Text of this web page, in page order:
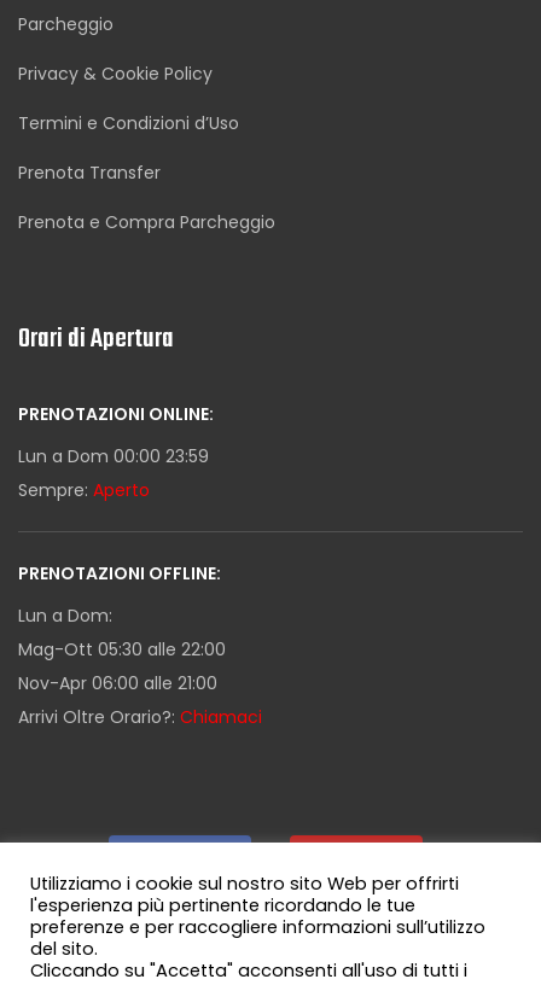
Parcheggio
Privacy & Cookie Policy
Termini e Condizioni d’Uso
Prenota Transfer
Prenota e Compra Parcheggio
Orari di Apertura
PRENOTAZIONI ONLINE:
Lun a Dom 00:00 23:59
Sempre: Aperto
PRENOTAZIONI OFFLINE:
Lun a Dom:
Mag-Ott 05:30 alle 22:00
Nov-Apr 06:00 alle 21:00
Arrivi Oltre Orario?: Chiamaci
Guida Milazzo | Canale WhatsApp
Utilizziamo i cookie sul nostro sito Web per offrirti
l'esperienza più pertinente ricordando le tue
preferenze e per raccogliere informazioni sull’utilizzo
del sito.
Cliccando su "Accetta" acconsenti all'uso di tutti i